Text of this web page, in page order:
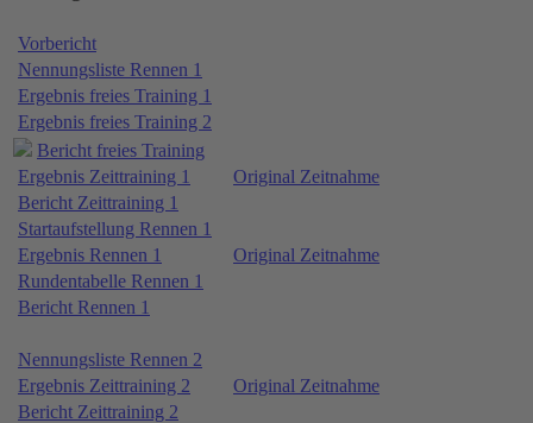
Vorbericht
Nennungsliste Rennen 1
Ergebnis freies Training 1
Ergebnis freies Training 2
Bericht freies Training
Ergebnis Zeittraining 1
Original Zeitnahme
Bericht Zeittraining 1
Startaufstellung Rennen 1
Ergebnis Rennen 1
Original Zeitnahme
Rundentabelle Rennen 1
Bericht Rennen 1
Nennungsliste Rennen 2
Ergebnis Zeittraining 2
Original Zeitnahme
Bericht Zeittraining 2